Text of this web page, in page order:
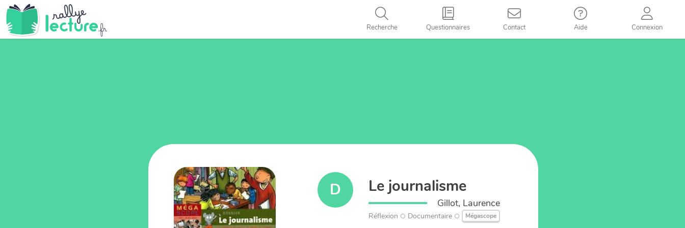
Recherche Questionnaires Contact Aide Connexion
D Le journalisme
Gillot, Laurence
Réflexion Documentaire Mégascope